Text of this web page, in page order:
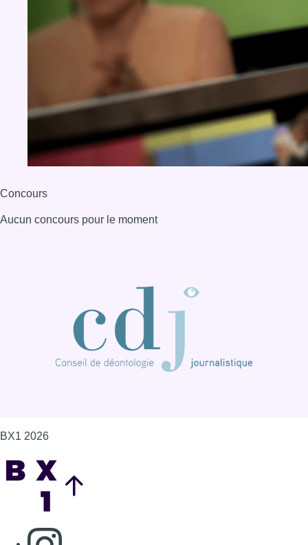
Concours
Aucun concours pour le moment
BX1 2026
Consulter page Instagram